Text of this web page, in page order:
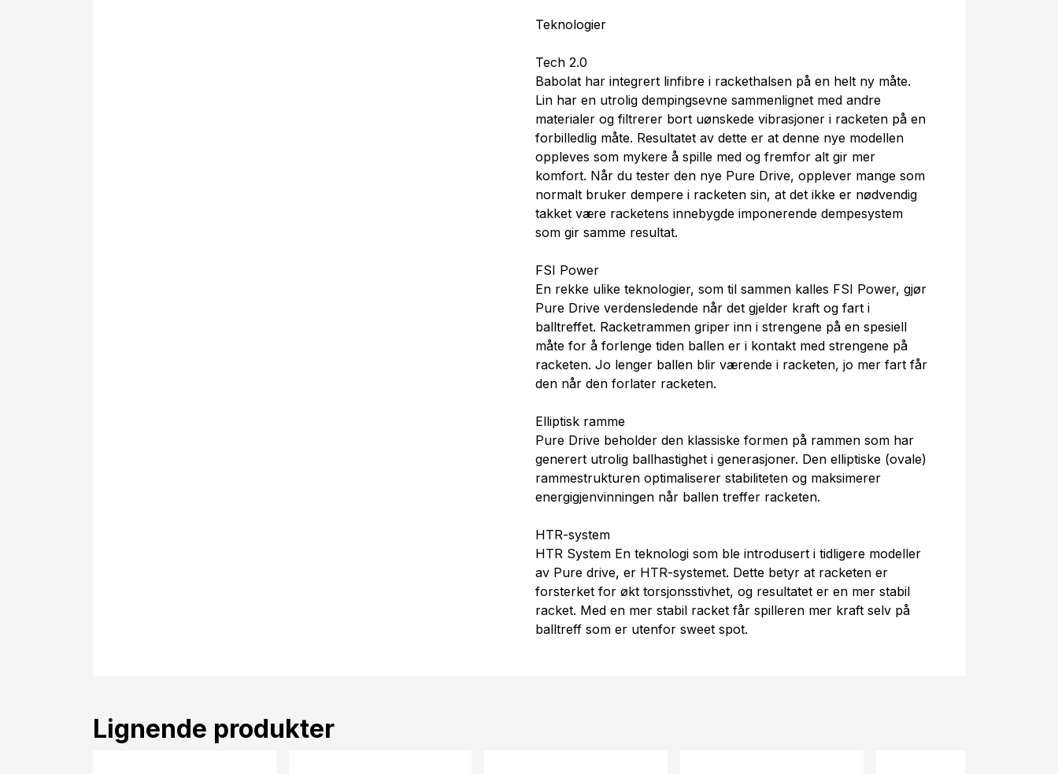
Teknologier
Tech 2.0
Babolat har integrert linfibre i rackethalsen på en helt ny måte.
Lin har en utrolig dempingsevne sammenlignet med andre
materialer og filtrerer bort uønskede vibrasjoner i racketen på en
forbilledlig måte. Resultatet av dette er at denne nye modellen
oppleves som mykere å spille med og fremfor alt gir mer
komfort. Når du tester den nye Pure Drive, opplever mange som
normalt bruker dempere i racketen sin, at det ikke er nødvendig
takket være racketens innebygde imponerende dempesystem
som gir samme resultat.
FSI Power
En rekke ulike teknologier, som til sammen kalles FSI Power, gjør
Pure Drive verdensledende når det gjelder kraft og fart i
balltreffet. Racketrammen griper inn i strengene på en spesiell
måte for å forlenge tiden ballen er i kontakt med strengene på
racketen. Jo lenger ballen blir værende i racketen, jo mer fart får
den når den forlater racketen.
Elliptisk ramme
Pure Drive beholder den klassiske formen på rammen som har
generert utrolig ballhastighet i generasjoner. Den elliptiske (ovale)
rammestrukturen optimaliserer stabiliteten og maksimerer
energigjenvinningen når ballen treffer racketen.
HTR-system
HTR System En teknologi som ble introdusert i tidligere modeller
av Pure drive, er HTR-systemet. Dette betyr at racketen er
forsterket for økt torsjonsstivhet, og resultatet er en mer stabil
racket. Med en mer stabil racket får spilleren mer kraft selv på
balltreff som er utenfor sweet spot.
Lignende produkter